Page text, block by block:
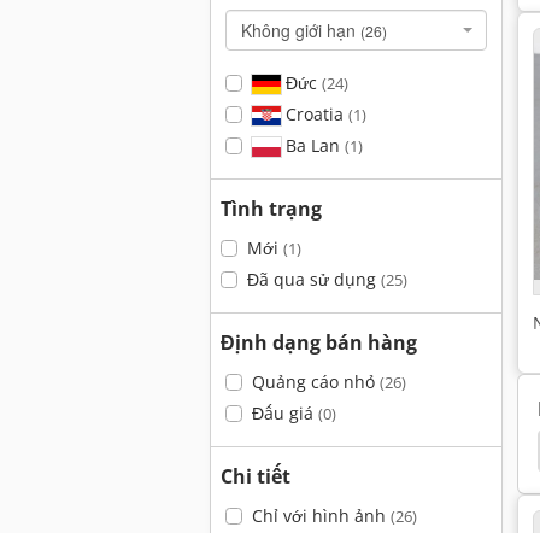
Không giới hạn (26)
Đức (24)
Croatia (1)
Ba Lan (1)
Tình trạng
Mới (1)
Đã qua sử dụng (25)
Định dạng bán hàng
Quảng cáo nhỏ (26)
Đấu giá (0)
Chi tiết
Chỉ với hình ảnh (26)
Máy Xây Dựng Trang Trí